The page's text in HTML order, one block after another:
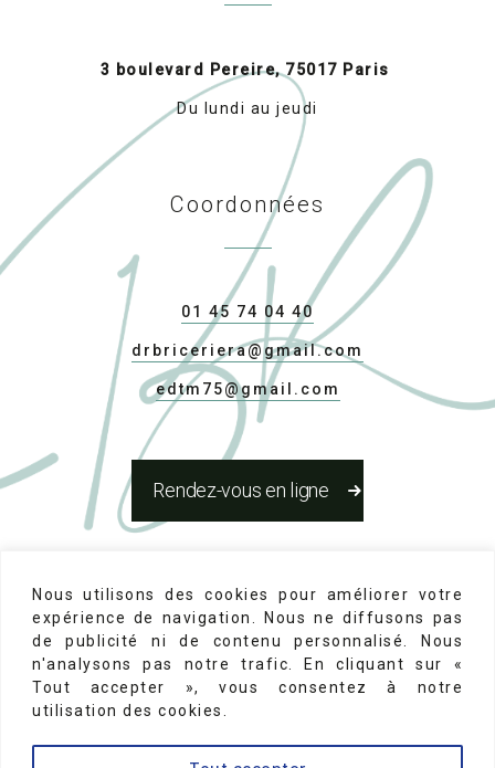
Nous utilisons des cookies pour améliorer votre
expérience de navigation. Nous ne diffusons pas
de publicité ni de contenu personnalisé. Nous
n'analysons pas notre trafic. En cliquant sur «
Tout accepter », vous consentez à notre
utilisation des cookies.
3 boulevard Pereire, 75017 Paris
Du lundi au jeudi
Coordonnées
01 45 74 04 40
drbriceriera@gmail.com
edtm75@gmail.com
Rendez-vous en ligne
- N°d'inscription au conseil de